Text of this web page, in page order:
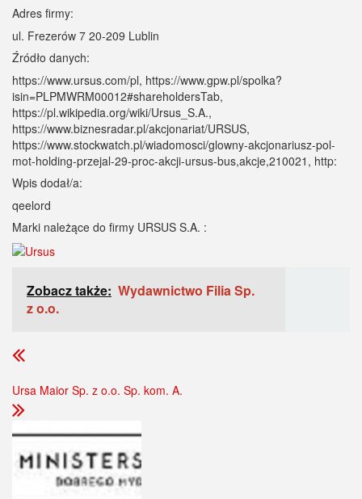
Adres firmy:
ul. Frezerów 7 20-209 Lublin
Źródło danych:
https://www.ursus.com/pl, https://www.gpw.pl/spolka?
isin=PLPMWRM00012#shareholdersTab,
https://pl.wikipedia.org/wiki/Ursus_S.A.,
https://www.biznesradar.pl/akcjonariat/URSUS,
https://www.stockwatch.pl/wiadomosci/glowny-akcjonariusz-pol-
mot-holding-przejal-29-proc-akcji-ursus-bus,akcje,210021, http:
Wpis dodał/a:
qeelord
Marki należące do firmy URSUS S.A. :
Zobacz także: Wydawnictwo Filia Sp.
z o.o.
Ursa Maior Sp. z o.o. Sp. kom. A.